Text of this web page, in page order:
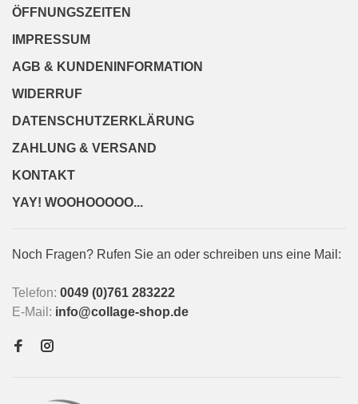
ÖFFNUNGSZEITEN
IMPRESSUM
AGB & KUNDENINFORMATION
WIDERRUF
DATENSCHUTZERKLÄRUNG
ZAHLUNG & VERSAND
KONTAKT
YAY! WOOHOOOOO...
Noch Fragen? Rufen Sie an oder schreiben uns eine Mail:
Telefon: 0049 (0)761 283222
E-Mail: info@collage-shop.de